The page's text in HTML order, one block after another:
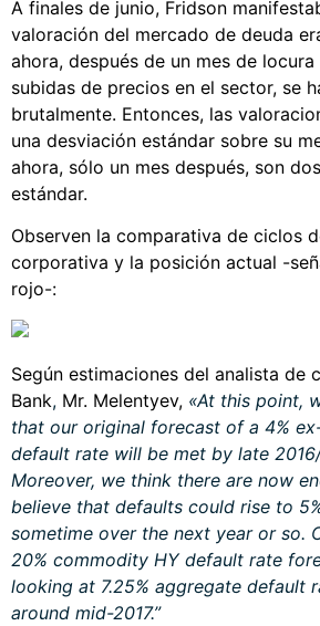
A finales de junio, Fridson
valoración del mercado de deuda
ahora, después de un mes de
subidas de precios en el sector, se
brutalmente. Entonces, las
una desviación estándar sobre su
ahora, sólo un mes después, son
estándar.
Observen la comparativa de ciclos
corporativa y la posición actual -
rojo-:
Según estimaciones del analista de
Bank, Mr. Melentyev, «At this point,
that our original forecast of a 4%
default rate will be met by late
Moreover, we think there are now
believe that defaults could rise to
sometime over the next year or so.
20% commodity HY default rate
looking at 7.25% aggregate default
around mid-2017.”